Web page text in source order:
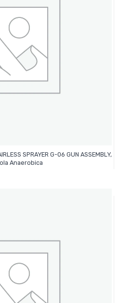
SPRAYER G-06 GUN ASSEMBLY,
Anaerobica
Más